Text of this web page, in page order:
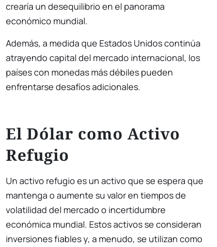
crearía un desequilibrio en el panorama
económico mundial.
Además, a medida que Estados Unidos continúa
atrayendo capital del mercado internacional, los
países con monedas más débiles pueden
enfrentarse desafíos adicionales.
El Dólar como Activo
Refugio
Un activo refugio es un activo que se espera que
mantenga o aumente su valor en tiempos de
volatilidad del mercado o incertidumbre
económica mundial. Estos activos se consideran
inversiones fiables y, a menudo, se utilizan como